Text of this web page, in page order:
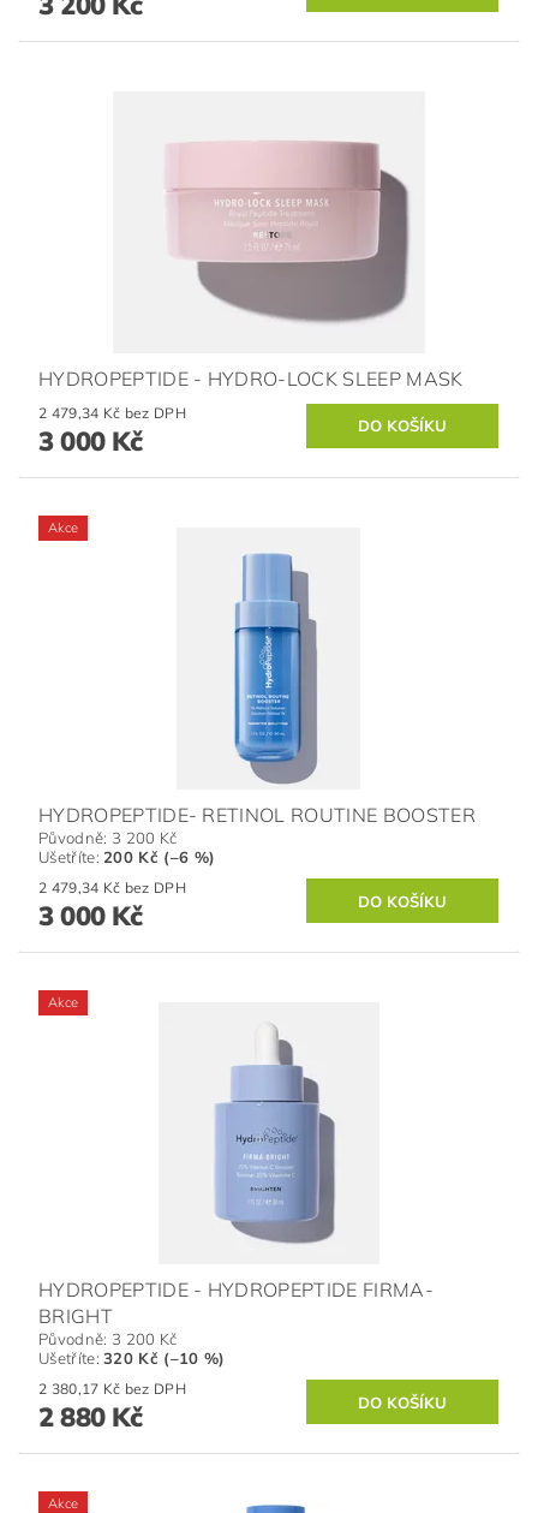
HYDROPEPTIDE - HYDRO-LOCK SLEEP MASK
2 479,34 Kč bez DPH
3 000 Kč
Akce
HYDROPEPTIDE- RETINOL ROUTINE BOOSTER
Původně: 3 200 Kč
Ušetříte: 200 Kč (–6 %)
2 479,34 Kč bez DPH
3 000 Kč
Akce
HYDROPEPTIDE - HYDROPEPTIDE FIRMA-
BRIGHT
Původně: 3 200 Kč
Ušetříte:320 Kč (–10 %)
2 380,17 Kč bez DPH
2 880 Kč
Akce